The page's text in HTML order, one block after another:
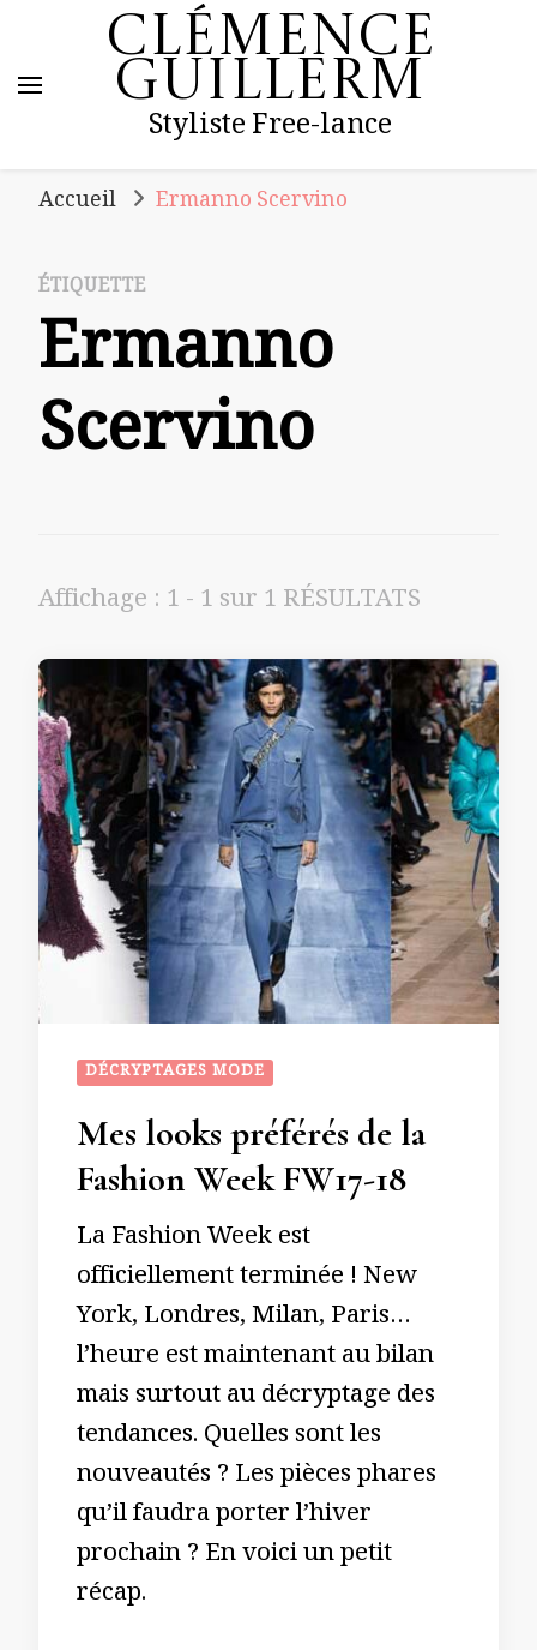
Clémence
Guillerm
Styliste Free-lance
Accueil Ermanno Scervino
ÉTIQUETTE
Ermanno
Scervino
Affichage : 1 - 1 sur 1 RÉSULTATS
DÉCRYPTAGES MODE
Mes looks préférés de la
Fashion Week FW17-18
La Fashion Week est
officiellement terminée ! New
York, Londres, Milan, Paris…
l’heure est maintenant au bilan
mais surtout au décryptage des
tendances. Quelles sont les
nouveautés ? Les pièces phares
qu’il faudra porter l’hiver
prochain ? En voici un petit
récap.